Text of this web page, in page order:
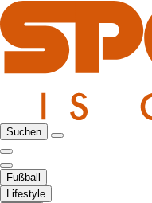
Suchen
Fußball
Lifestyle